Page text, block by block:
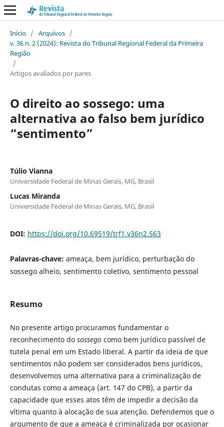
Início / Arquivos /
v. 36 n. 2 (2024): Revista do Tribunal Regional Federal da Primeira
Região
/
Artigos avaliados por pares
O direito ao sossego: uma
alternativa ao falso bem jurídico
“sentimento”
Túlio Vianna
Universidade Federal de Minas Gerais, MG, Brasil
Lucas Miranda
Universidade Federal de Minas Gerais, MG, Brasil
DOI: https://doi.org/10.69519/trf1.v36n2.563
Palavras-chave: ameaça, bem jurídico, perturbação do
sossego alheio, sentimento coletivo, sentimento pessoal
Resumo
No presente artigo procuramos fundamentar o
reconhecimento do sossegocomo bem jurídico passível de
tutela penal em um Estado liberal. A partir da ideia de que
sentimentos não podem ser considerados bens jurídicos,
desenvolvemos uma alternativa para a criminalização de
condutas como a ameaça (art. 147 do CPB), a partir da
capacidade que esses atos têm de impedir a decisão da
vítima quanto à alocação de sua atenção. Defendemos que o
argumento de que a ameaça é criminalizada por ocasionar